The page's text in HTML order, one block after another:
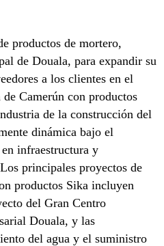
productos de mortero,
de Douala, para expandir su
a los clientes en el
Camerún con productos
de la construcción del
dinámica bajo el
infraestructura y
principales proyectos de
productos Sika incluyen
del Gran Centro
Douala, y las
del agua y el suministro